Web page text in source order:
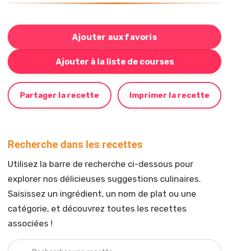
Ajouter aux favoris
Ajouter à la liste de courses
Bouton pour ajouter cette recette à votre liste de
Partager la recette Imprimer la recette
Recherche dans les recettes
Utilisez la barre de recherche ci-dessous pour
explorer nos délicieuses suggestions culinaires.
Saisissez un ingrédient, un nom de plat ou une
catégorie, et découvrez toutes les recettes
associées !